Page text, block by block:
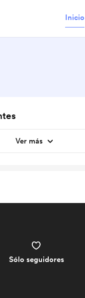
Inicio
Ver más
Sólo seguidores